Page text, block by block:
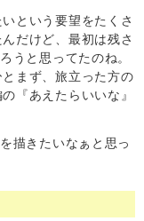
という要望をたくさ
だけど、最初は残さ
うと思ってたのね。
まず、旅立った方の
『あえたらいいな』
描きたいなぁと思っ